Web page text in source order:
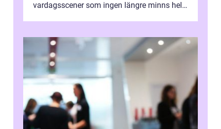
vardagsscener som ingen längre minns helt.